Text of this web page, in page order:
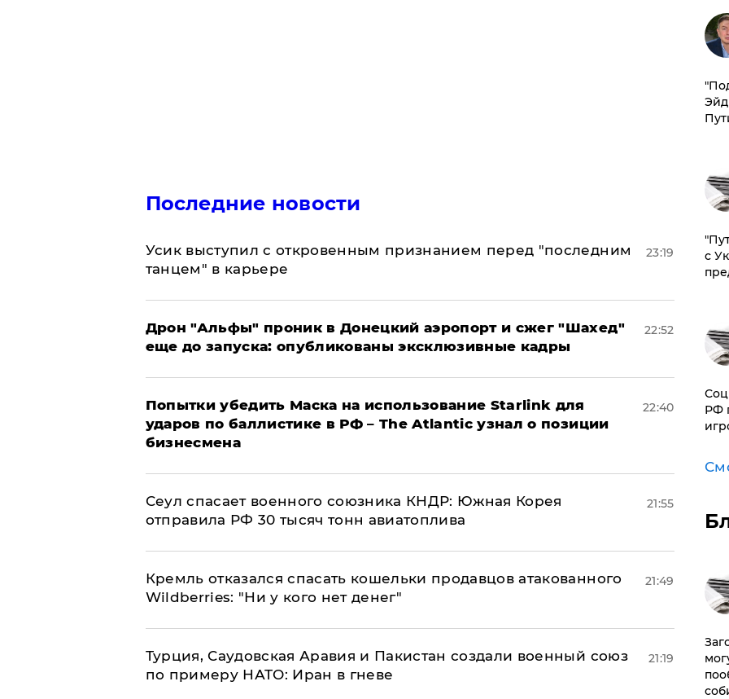
Последние новости
Усик выступил с откровенным признанием перед "последним
танцем" в карьере
23:19
Дрон "Альфы" проник в Донецкий аэропорт и сжег "Шахед"
еще до запуска: опубликованы эксклюзивные кадры
22:52
Попытки убедить Маска на использование Starlink для
ударов по баллистике в РФ – The Atlantic узнал о позиции
бизнесмена
22:40
​Сеул спасает военного союзника КНДР: Южная Корея
отправила РФ 30 тысяч тонн авиатоплива
21:55
Кремль отказался спасать кошельки продавцов атакованного
Wildberries: "Ни у кого нет денег"
21:49
Турция, Саудовская Аравия и Пакистан создали военный союз
по примеру НАТО: Иран в гневе
21:19
с
РФ